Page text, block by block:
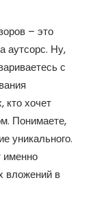
– это
аутсорс. Ну,
с
кто хочет
Понимаете,
уникального.
вложений в